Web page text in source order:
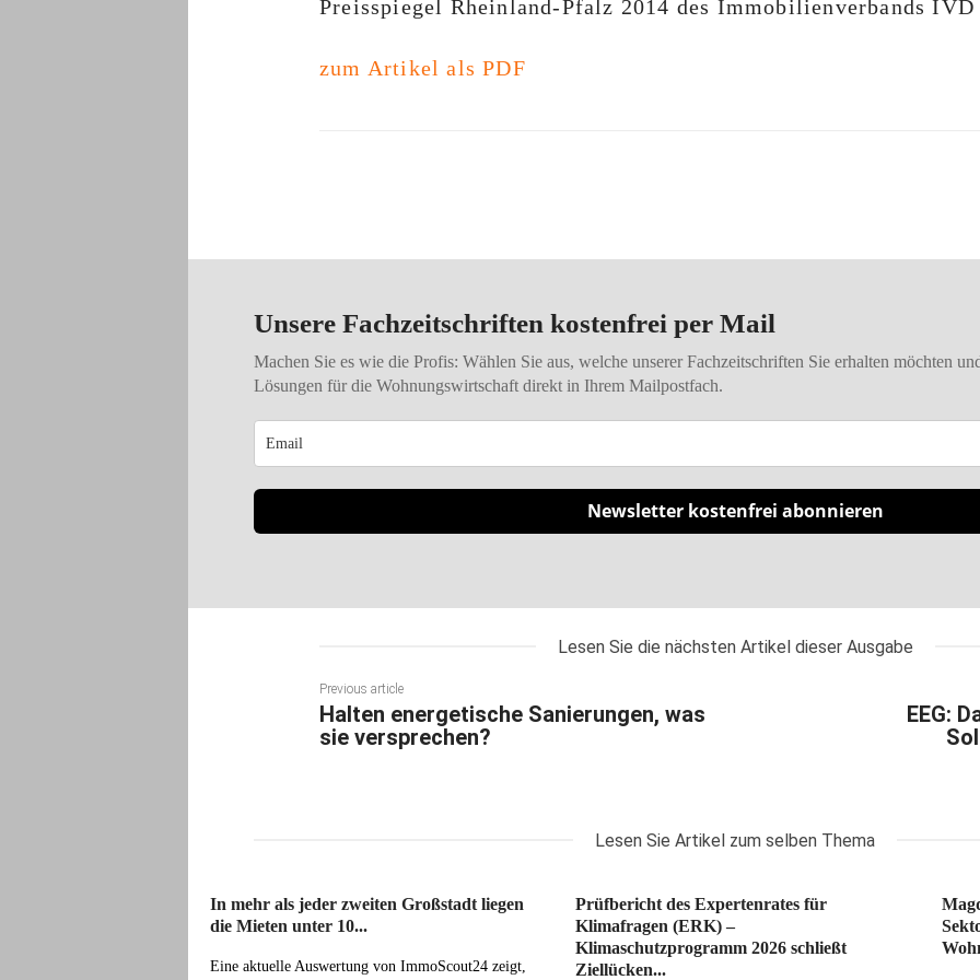
Preisspiegel Rheinland-Pfalz 2014 des Immobilienverbands IVD
zum Artikel als PDF
Kommentar
Unsere Fachzeitschriften kostenfrei per Mail
Machen Sie es wie die Profis: Wählen Sie aus, welche unserer Fachzeitschriften Sie erhalten möchten
Lösungen für die Wohnungswirtschaft direkt in Ihrem Mailpostfach.
Newsletter kostenfrei abonnieren
Lesen Sie die nächsten Artikel dieser Ausgabe
Previous article
Halten energetische Sanierungen, was
sie versprechen?
EEG:
Lesen Sie Artikel zum selben Thema
In mehr als jeder zweiten Großstadt liegen
die Mieten unter 10...
Eine aktuelle Auswertung von ImmoScout24 zeigt,
Prüfbericht des Expertenrates für
Klimafragen (ERK) –
Klimaschutzprogramm 2026 schließt
Ziellücken...